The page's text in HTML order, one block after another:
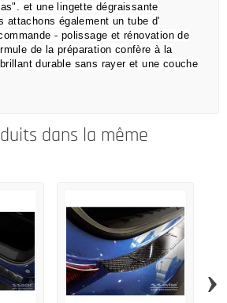
et une lingette dégraissante
attachons également un tube d'
- polissage et rénovation de
de la préparation confère à la
durable sans rayer et une couche
dans la même
›